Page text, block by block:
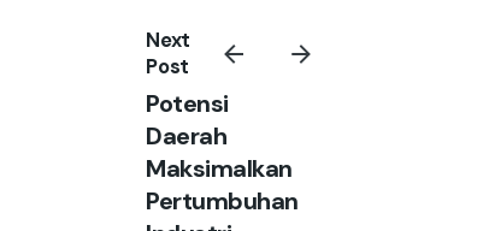
Next
Post
Potensi
Daerah
Maksimalkan
Pertumbuhan